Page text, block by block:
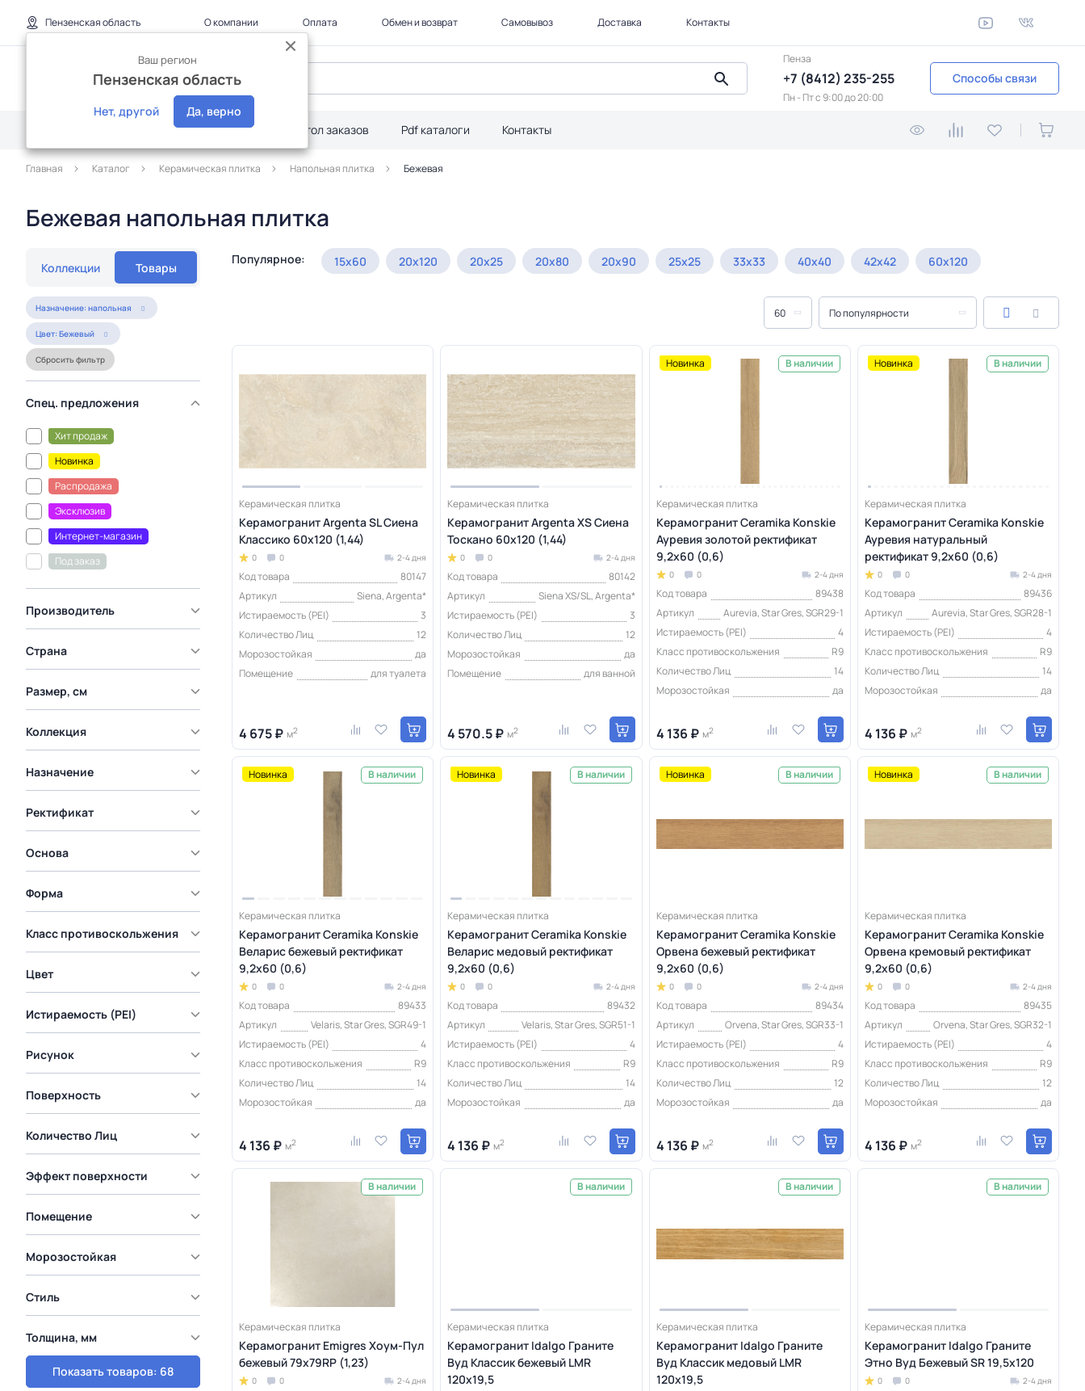
Пензенская область
Ваш регион
Пензенская область
Нет, другой Да, верно
О компании Оплата Обмен и возврат Самовывоз Доставка Контакты
Пенза
+7 (8412) 235-255
Пн - Пт c 9:00 до 20:00
Способы связи
Дилерам Акции Стол заказов Pdf каталоги Контакты
Главная Каталог Керамическая плитка Напольная плитка Бежевая
Бежевая напольная плитка
Коллекции Товары
Назначение: напольная
Цвет: Бежевый
Сбросить фильтр
Спец. предложения
Хит продаж
Новинка
Распродажа
Эксклюзив
Интернет-магазин
Под заказ
Производитель
Страна
Размер, см
Коллекция
Назначение
Ректификат
Основа
Форма
Класс противоскольжения
Цвет
Истираемость (PEI)
Рисунок
Поверхность
Количество Лиц
Эффект поверхности
Помещение
Морозостойкая
Стиль
Толщина, мм
Показать товаров: 68
Популярное: 15x60 20x120 20x25 20x80 20x90 25x25 33x33 40x40 42x42 60x120
60 По популярности
Керамическая плитка
Керамогранит Argenta SL Сиена
Классико 60x120 (1,44)
0 0 2-4 дня
Код товара
80147
Артикул
Siena, Argenta*
Истираемость (PEI)
3
Количество Лиц
12
Морозостойкая
да
Помещение
для туалета
4 675 ₽ м2
Керамическая плитка
Керамогранит Argenta XS Сиена
Тоскано 60x120 (1,44)
0 0 2-4 дня
Код товара
80142
Артикул
Siena XS/SL, Argenta*
Истираемость (PEI)
3
Количество Лиц
12
Морозостойкая
да
Помещение
для ванной
4 570.5 ₽ м2
Новинка В наличии
Керамическая плитка
Керамогранит Ceramika Konskie
Ауревия золотой ректификат
9,2x60 (0,6)
0 0 2-4 дня
Код товара
89438
Артикул
Aurevia, Star Gres, SGR29-1
Истираемость (PEI)
4
Класс противоскольжения
R9
Количество Лиц
14
Морозостойкая
да
4 136 ₽ м2
Новинка В наличии
Керамическая плитка
Керамогранит Ceramika Konskie
Ауревия натуральный
ректификат 9,2x60 (0,6)
0 0 2-4 дня
Код товара
89436
Артикул
Aurevia, Star Gres, SGR28-1
Истираемость (PEI)
4
Класс противоскольжения
R9
Количество Лиц
14
Морозостойкая
да
4 136 ₽ м2
Новинка В наличии
Керамическая плитка
Керамогранит Ceramika Konskie
Веларис бежевый ректификат
9,2x60 (0,6)
0 0 2-4 дня
Код товара
89433
Артикул
Velaris, Star Gres, SGR49-1
Истираемость (PEI)
4
Класс противоскольжения
R9
Количество Лиц
14
Морозостойкая
да
4 136 ₽ м2
Новинка В наличии
Керамическая плитка
Керамогранит Ceramika Konskie
Веларис медовый ректификат
9,2x60 (0,6)
0 0 2-4 дня
Код товара
89432
Артикул
Velaris, Star Gres, SGR51-1
Истираемость (PEI)
4
Класс противоскольжения
R9
Количество Лиц
14
Морозостойкая
да
4 136 ₽ м2
Новинка В наличии
Керамическая плитка
Керамогранит Ceramika Konskie
Орвена бежевый ректификат
9,2x60 (0,6)
0 0 2-4 дня
Код товара
89434
Артикул
Orvena, Star Gres, SGR33-1
Истираемость (PEI)
4
Класс противоскольжения
R9
Количество Лиц
12
Морозостойкая
да
4 136 ₽ м2
Новинка В наличии
Керамическая плитка
Керамогранит Ceramika Konskie
Орвена кремовый ректификат
9,2x60 (0,6)
0 0 2-4 дня
Код товара
89435
Артикул
Orvena, Star Gres, SGR32-1
Истираемость (PEI)
4
Класс противоскольжения
R9
Количество Лиц
12
Морозостойкая
да
4 136 ₽ м2
В наличии
Керамическая плитка
Керамогранит Emigres Хоум-Пул
бежевый 79x79RP (1,23)
0 0 2-4 дня
В наличии
Керамическая плитка
Керамогранит Idalgo Граните
Вуд Классик бежевый LMR
120x19,5
В наличии
Керамическая плитка
Керамогранит Idalgo Граните
Вуд Классик медовый LMR
120x19,5
В наличии
Керамическая плитка
Керамогранит Idalgo Граните
Этно Вуд Бежевый SR 19,5x120
0 0 2-4 дня